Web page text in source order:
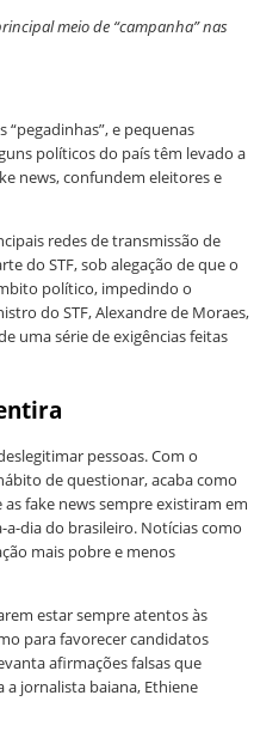
meio de “campanha” nas
e pequenas
políticos do país têm levado a
news, confundem eleitores e
redes de transmissão de
do STF, sob alegação de que o
político, impedindo o
do STF, Alexandre de Moraes,
uma série de exigências feitas
pessoas. Com o
de questionar, acaba como
fake news sempre existiram em
dia do brasileiro. Notícias como
mais pobre e menos
estar sempre atentos às
para favorecer candidatos
afirmações falsas que
a jornalista baiana, Ethiene